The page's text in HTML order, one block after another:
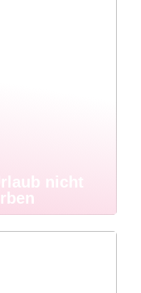
nicht